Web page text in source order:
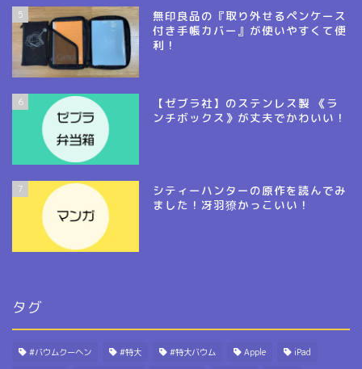
5
無印良品の『取り外せるペンケース
付き手帳カバー』が使いやすくて便
利！
6
【ゼブラ社】のステンレス製 《ラ
ンチボックス》が丈夫でかわいい！
7
シティーハンターの原作を読んでみ
ました！冴羽獠かっこいい！
タグ
#バウムクーヘン #特大 #特大バウム Apple iPad